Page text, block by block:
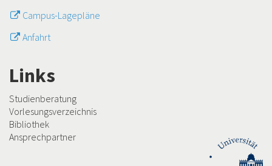
Campus-Lagepläne
Anfahrt
Links
Studienberatung
Vorlesungsverzeichnis
Bibliothek
Ansprechpartner